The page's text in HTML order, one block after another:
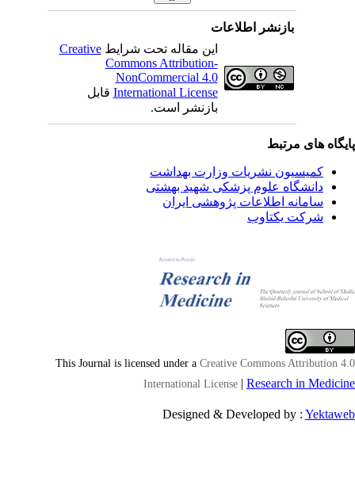
بازنشر اطلاعات
این مقاله تحت شرایطCreative
Commons Attribution-
NonCommercial 4.0
International Licenseقابل
بازنشر است.
های مرتبط
کمیسیون نشریات وزارت بهداشت
دانشگاه علوم پزشکی شهید بهشتی
سامانه اطلاعات پژوهشی ایران
شرکت یکتاوب
This Journal is licensed under aCreative Commons Attribution
International License |Research in
Designed & Developed by :